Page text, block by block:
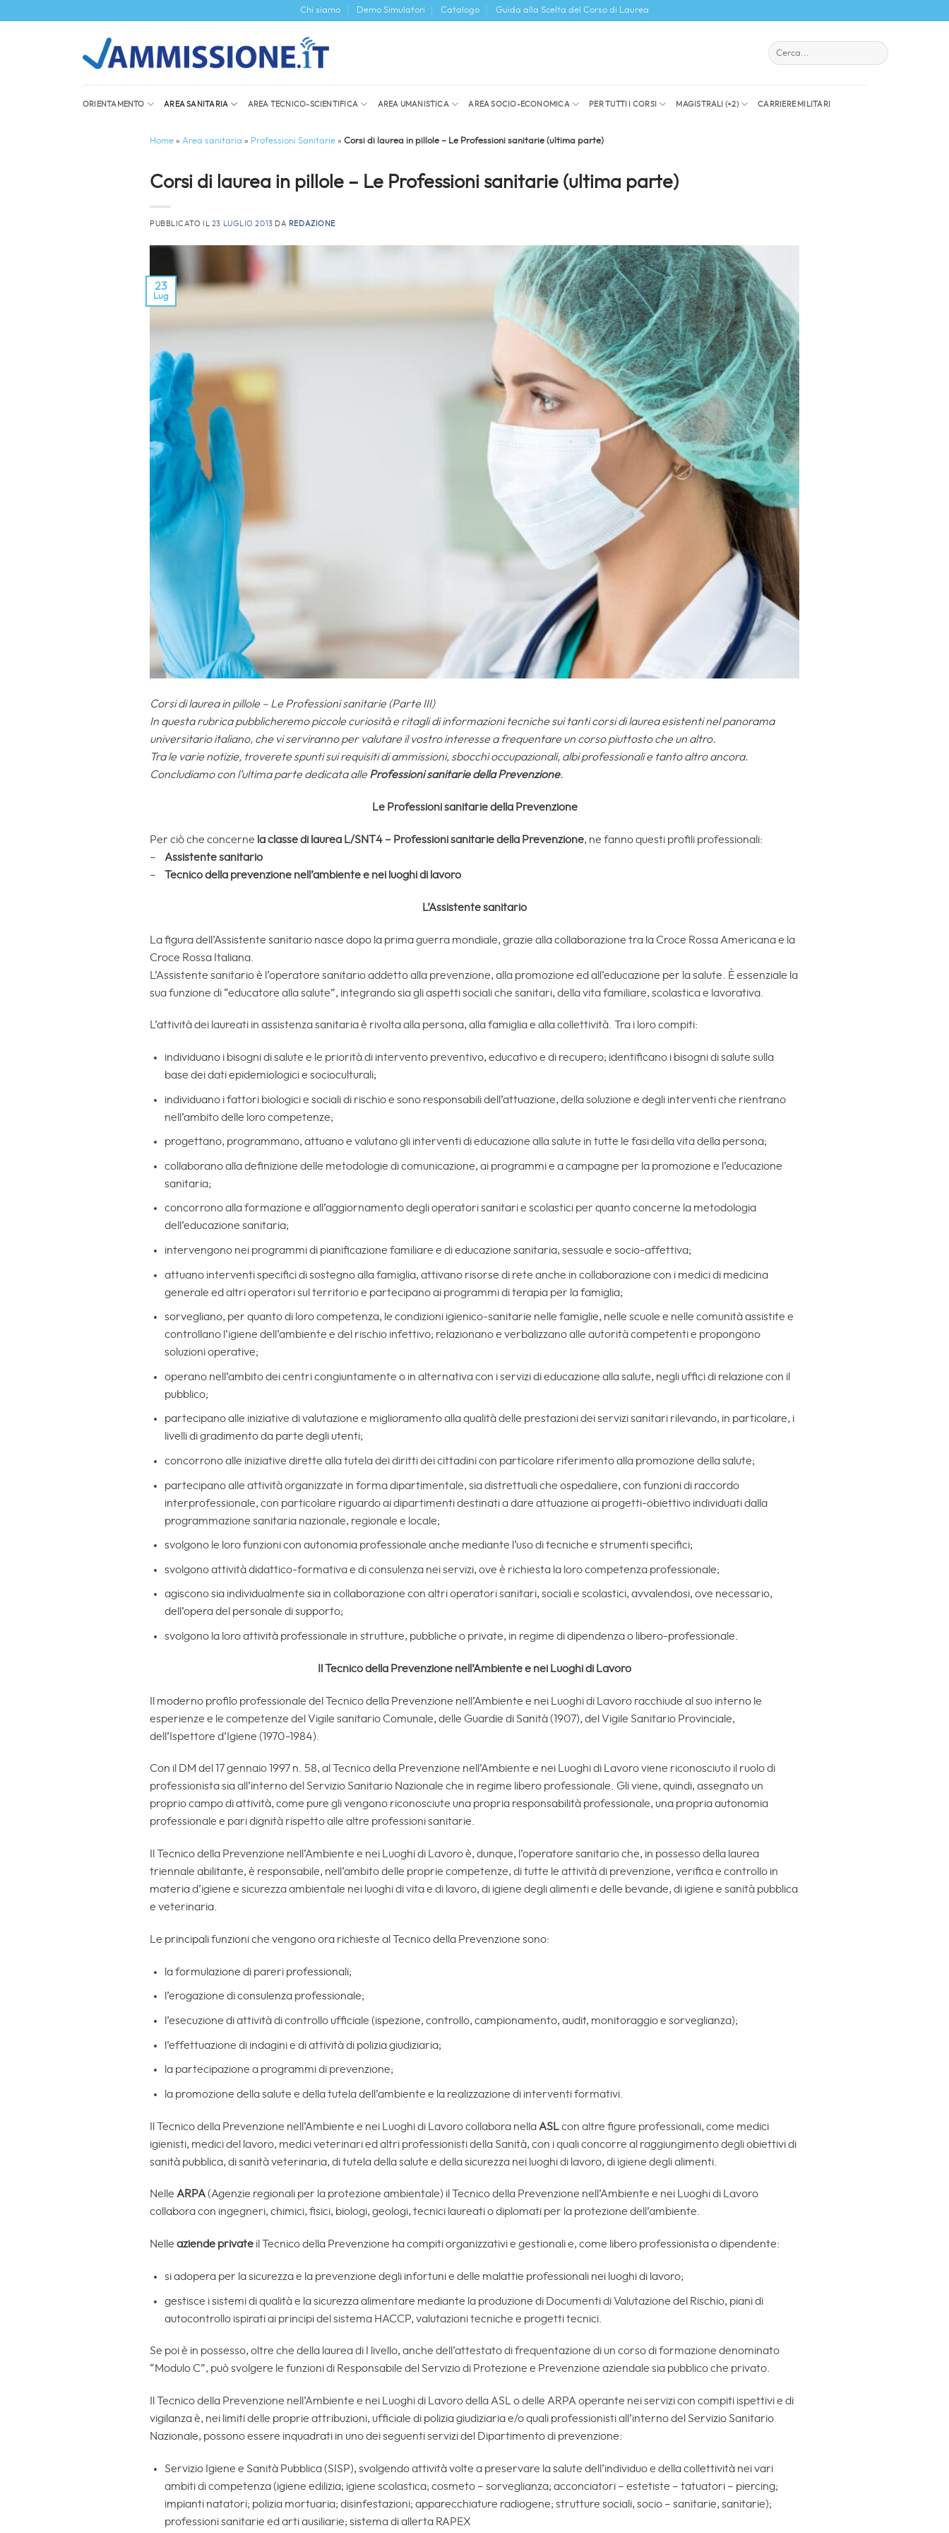
Chi siamo Demo Simulatori Catalogo Guida alla Scelta del Corso di Laurea
ORIENTAMENTO AREA SANITARIA AREA TECNICO-SCIENTIFICA AREA UMANISTICA AREA SOCIO-ECONOMICA PER TUTTI I CORSI MAGISTRALI (+2) CARRIERE MILITARI
Home » Area sanitaria » Professioni Sanitarie » Corsi di laurea in pillole – Le Professioni sanitarie (ultima parte)
Corsi di laurea in pillole – Le Professioni sanitarie (ultima parte)
PUBBLICATO IL 23 LUGLIO 2013 DA REDAZIONE
23
Lug
Corsi di laurea in pillole – Le Professioni sanitarie (Parte III)
In questa rubrica pubblicheremo piccole curiosità e ritagli di informazioni tecniche sui tanti corsi di laurea esistenti nel panorama
universitario italiano, che vi serviranno per valutare il vostro interesse a frequentare un corso piuttosto che un altro.
Tra le varie notizie, troverete spunti sui requisiti di ammissioni, sbocchi occupazionali, albi professionali e tanto altro ancora.
Concludiamo con l’ultima parte dedicata alle Professioni sanitarie della Prevenzione.
Le Professioni sanitarie della Prevenzione
Per ciò che concerne la classe di laurea L/SNT4 – Professioni sanitarie della Prevenzione, ne fanno questi profili professionali:
– Assistente sanitario
– Tecnico della prevenzione nell’ambiente e nei luoghi di lavoro
L’Assistente sanitario
La figura dell’Assistente sanitario nasce dopo la prima guerra mondiale, grazie alla collaborazione tra la Croce Rossa Americana e la
Croce Rossa Italiana.
L’Assistente sanitario è l’operatore sanitario addetto alla prevenzione, alla promozione ed all’educazione per la salute. È essenziale la
sua funzione di “educatore alla salute”, integrando sia gli aspetti sociali che sanitari, della vita familiare, scolastica e lavorativa.
L’attività dei laureati in assistenza sanitaria è rivolta alla persona, alla famiglia e alla collettività. Tra i loro compiti:
individuano i bisogni di salute e le priorità di intervento preventivo, educativo e di recupero; identificano i bisogni di salute sulla
base dei dati epidemiologici e socioculturali;
individuano i fattori biologici e sociali di rischio e sono responsabili dell’attuazione, della soluzione e degli interventi che rientrano
nell’ambito delle loro competenze;
progettano, programmano, attuano e valutano gli interventi di educazione alla salute in tutte le fasi della vita della persona;
collaborano alla definizione delle metodologie di comunicazione, ai programmi e a campagne per la promozione e l’educazione
sanitaria;
concorrono alla formazione e all’aggiornamento degli operatori sanitari e scolastici per quanto concerne la metodologia
dell’educazione sanitaria;
intervengono nei programmi di pianificazione familiare e di educazione sanitaria, sessuale e socio-affettiva;
attuano interventi specifici di sostegno alla famiglia, attivano risorse di rete anche in collaborazione con i medici di medicina
generale ed altri operatori sul territorio e partecipano ai programmi di terapia per la famiglia;
sorvegliano, per quanto di loro competenza, le condizioni igienico-sanitarie nelle famiglie, nelle scuole e nelle comunità assistite e
controllano l’igiene dell’ambiente e del rischio infettivo; relazionano e verbalizzano alle autorità competenti e propongono
soluzioni operative;
operano nell’ambito dei centri congiuntamente o in alternativa con i servizi di educazione alla salute, negli uffici di relazione con il
pubblico;
partecipano alle iniziative di valutazione e miglioramento alla qualità delle prestazioni dei servizi sanitari rilevando, in particolare, i
livelli di gradimento da parte degli utenti;
concorrono alle iniziative dirette alla tutela dei diritti dei cittadini con particolare riferimento alla promozione della salute;
partecipano alle attività organizzate in forma dipartimentale, sia distrettuali che ospedaliere, con funzioni di raccordo
interprofessionale, con particolare riguardo ai dipartimenti destinati a dare attuazione ai progetti-obiettivo individuati dalla
programmazione sanitaria nazionale, regionale e locale;
svolgono le loro funzioni con autonomia professionale anche mediante l’uso di tecniche e strumenti specifici;
svolgono attività didattico-formativa e di consulenza nei servizi, ove è richiesta la loro competenza professionale;
agiscono sia individualmente sia in collaborazione con altri operatori sanitari, sociali e scolastici, avvalendosi, ove necessario,
dell’opera del personale di supporto;
svolgono la loro attività professionale in strutture, pubbliche o private, in regime di dipendenza o libero-professionale.
Il Tecnico della Prevenzione nell’Ambiente e nei Luoghi di Lavoro
Il moderno profilo professionale del Tecnico della Prevenzione nell’Ambiente e nei Luoghi di Lavoro racchiude al suo interno le
esperienze e le competenze del Vigile sanitario Comunale, delle Guardie di Sanità (1907), del Vigile Sanitario Provinciale,
dell’Ispettore d’Igiene (1970-1984).
Con il DM del 17 gennaio 1997 n. 58, al Tecnico della Prevenzione nell’Ambiente e nei Luoghi di Lavoro viene riconosciuto il ruolo di
professionista sia all’interno del Servizio Sanitario Nazionale che in regime libero professionale. Gli viene, quindi, assegnato un
proprio campo di attività, come pure gli vengono riconosciute una propria responsabilità professionale, una propria autonomia
professionale e pari dignità rispetto alle altre professioni sanitarie.
Il Tecnico della Prevenzione nell’Ambiente e nei Luoghi di Lavoro è, dunque, l’operatore sanitario che, in possesso della laurea
triennale abilitante, è responsabile, nell’ambito delle proprie competenze, di tutte le attività di prevenzione, verifica e controllo in
materia d’igiene e sicurezza ambientale nei luoghi di vita e di lavoro, di igiene degli alimenti e delle bevande, di igiene e sanità pubblica
e veterinaria.
Le principali funzioni che vengono ora richieste al Tecnico della Prevenzione sono:
la formulazione di pareri professionali;
l’erogazione di consulenza professionale;
l’esecuzione di attività di controllo ufficiale (ispezione, controllo, campionamento, audit, monitoraggio e sorveglianza);
l’effettuazione di indagini e di attività di polizia giudiziaria;
la partecipazione a programmi di prevenzione;
la promozione della salute e della tutela dell’ambiente e la realizzazione di interventi formativi.
Il Tecnico della Prevenzione nell’Ambiente e nei Luoghi di Lavoro collabora nella ASLcon altre figure professionali, come medici
igienisti, medici del lavoro, medici veterinari ed altri professionisti della Sanità, con i quali concorre al raggiungimento degli obiettivi di
sanità pubblica, di sanità veterinaria, di tutela della salute e della sicurezza nei luoghi di lavoro, di igiene degli alimenti.
Nelle ARPA(Agenzie regionali per la protezione ambientale) il Tecnico della Prevenzione nell’Ambiente e nei Luoghi di Lavoro
collabora con ingegneri, chimici, fisici, biologi, geologi, tecnici laureati o diplomati per la protezione dell’ambiente.
Nelle aziende private il Tecnico della Prevenzione ha compiti organizzativi e gestionali e, come libero professionista o dipendente:
si adopera per la sicurezza e la prevenzione degli infortuni e delle malattie professionali nei luoghi di lavoro;
gestisce i sistemi di qualità e la sicurezza alimentare mediante la produzione di Documenti di Valutazione del Rischio, piani di
autocontrollo ispirati ai principi del sistema HACCP, valutazioni tecniche e progetti tecnici.
Se poi è in possesso, oltre che della laurea di I livello, anche dell’attestato di frequentazione di un corso di formazione denominato
“Modulo C”, può svolgere le funzioni di Responsabile del Servizio di Protezione e Prevenzione aziendale sia pubblico che privato.
Il Tecnico della Prevenzione nell’Ambiente e nei Luoghi di Lavoro della ASL o delle ARPA operante nei servizi con compiti ispettivi e di
vigilanza è, nei limiti delle proprie attribuzioni, ufficiale di polizia giudiziaria e/o quali professionisti all’interno del Servizio Sanitario
Nazionale, possono essere inquadrati in uno dei seguenti servizi del Dipartimento di prevenzione:
Servizio Igiene e Sanità Pubblica (SISP), svolgendo attività volte a preservare la salute dell’individuo e della collettività nei vari
ambiti di competenza (igiene edilizia; igiene scolastica; cosmeto – sorveglianza; acconciatori – estetiste – tatuatori – piercing;
impianti natatori; polizia mortuaria; disinfestazioni; apparecchiature radiogene; strutture sociali, socio – sanitarie, sanitarie);
professioni sanitarie ed arti ausiliarie; sistema di allerta RAPEX